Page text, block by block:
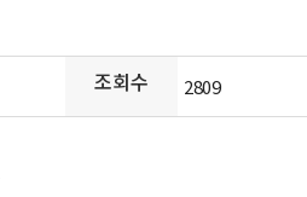
조회수 2809